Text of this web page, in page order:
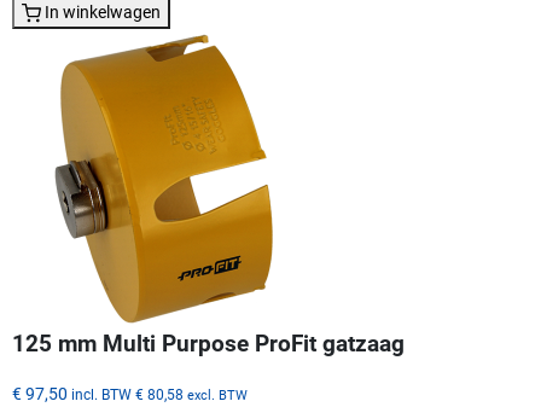
In winkelwagen
125 mm Multi Purpose ProFit gatzaag
€ 97,50 incl. BTW € 80,58 excl. BTW